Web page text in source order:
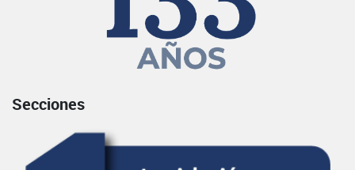
Secciones